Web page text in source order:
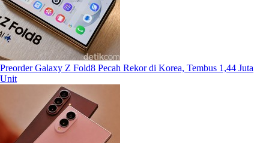
Preorder Galaxy Z Fold8 Pecah Rekor di Korea, Tembus 1,44 Juta
Unit